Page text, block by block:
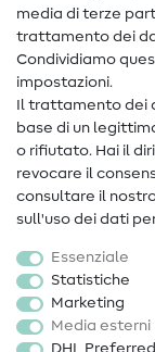
Contatto
Informazioni sul
FAQ
Diritto di recesso
Popolare
Accessori cucito
Sale
media di terze
trattamento dei
Condividiamo
impostazioni.
Il trattamento dei
base di un
o rifiutato. Hai il
revocare il
consultare il
sull'uso dei dati
Essenziale
Statistiche
Marketing
Media esterni
DHL